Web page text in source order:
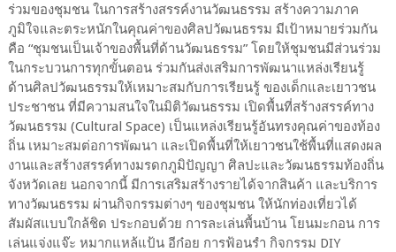
ร่วมของชุมชน ในการสร้างสรรค์งานวัฒนธรรม สร้างความภาค
ภูมิใจและตระหนักในคุณค่าของศิลปวัฒนธรรม มีเป้าหมายร่วมกัน
คือ “ชุมชนเป็นเจ้าของพื้นที่ด้านวัฒนธรรม” โดยให้ชุมชนมีส่วนร่วม
ในกระบวนการทุกขั้นตอน ร่วมกันส่งเสริมการพัฒนาแหล่งเรียนรู้
ด้านศิลปวัฒนธรรมให้เหมาะสมกับการเรียนรู้ ของเด็กและเยาวชน
ประชาชน ที่มีความสนใจในมิติวัฒนธรรม เปิดพื้นที่สร้างสรรค์ทาง
วัฒนธรรม (Cultural Space) เป็นแหล่งเรียนรู้อันทรงคุณค่าของท้อง
ถิ่น เหมาะสมต่อการพัฒนา และเปิดพื้นที่ให้เยาวชนใช้พื้นที่แสดงผล
งานและสร้างสรรค์ทางมรดกภูมิปัญญา ศิลปะและวัฒนธรรมท้องถิ่น
จังหวัดเลย นอกจากนี้ มีการเสริมสร้างรายได้จากสินค้า และบริการ
ทางวัฒนธรรม ผ่านกิจกรรมต่างๆ ของชุมชน ให้นักท่องเที่ยวได้
สัมผัสแบบใกล้ชิด ประกอบด้วย การละเล่นพื้นบ้าน โยนมะกอน การ
เล่นแจ่งแจ๊ะ หมากแหล้แป้น อีก๋อย การฟ้อนรำ กิจกรรม DIY